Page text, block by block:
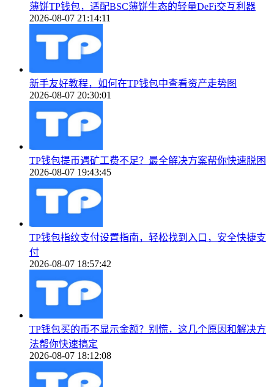
薄饼TP钱包，适配BSC薄饼生态的轻量DeFi交互利器
2026-08-07 21:14:11
新手友好教程，如何在TP钱包中查看资产走势图
2026-08-07 20:30:01
TP钱包提币遇矿工费不足？最全解决方案帮你快速脱困
2026-08-07 19:43:45
TP钱包指纹支付设置指南，轻松找到入口，安全快捷支
付
2026-08-07 18:57:42
TP钱包买的币不显示金额？别慌，这几个原因和解决方
法帮你快速搞定
2026-08-07 18:12:08